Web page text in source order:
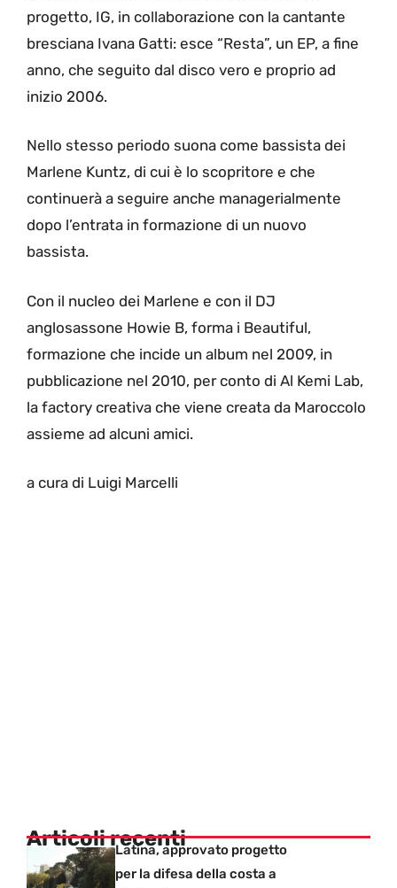
progetto, IG, in collaborazione con la cantante
bresciana Ivana Gatti: esce “Resta”, un EP, a fine
anno, che seguito dal disco vero e proprio ad
inizio 2006.
Nello stesso periodo suona come bassista dei
Marlene Kuntz, di cui è lo scopritore e che
continuerà a seguire anche managerialmente
dopo l’entrata in formazione di un nuovo
bassista.
Con il nucleo dei Marlene e con il DJ
anglosassone Howie B, forma i Beautiful,
formazione che incide un album nel 2009, in
pubblicazione nel 2010, per conto di Al Kemi Lab,
la factory creativa che viene creata da Maroccolo
assieme ad alcuni amici.
a cura di Luigi Marcelli
Articoli recentiLatina, approvato progetto
per la difesa della costa a